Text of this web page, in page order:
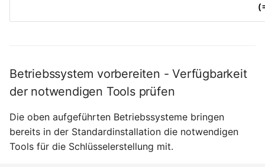
Betriebssystem vorbereiten - Verfügbarkeit
der notwendigen Tools prüfen
Die oben aufgeführten Betriebssysteme bringen
bereits in der Standardinstallation die notwendigen
Tools für die Schlüsselerstellung mit.